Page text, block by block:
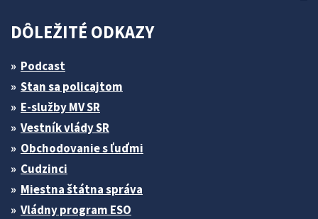
DÔLEŽITÉ ODKAZY
Podcast
Stan sa policajtom
E-služby MV SR
Vestník vlády SR
Obchodovanie s ľuďmi
Cudzinci
Miestna štátna správa
Vládny program ESO